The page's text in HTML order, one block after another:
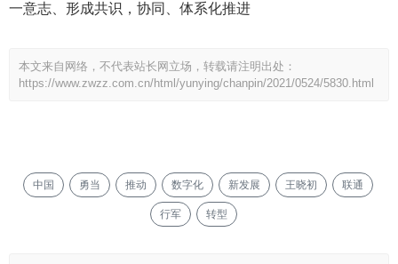
一意志、形成共识，协同、体系化推进
本文来自网络，不代表站长网立场，转载请注明出处：
https://www.zwzz.com.cn/html/yunying/chanpin/2021/0524/5830.html
中国 勇当 推动 数字化 新发展 王晓初 联通
行军 转型